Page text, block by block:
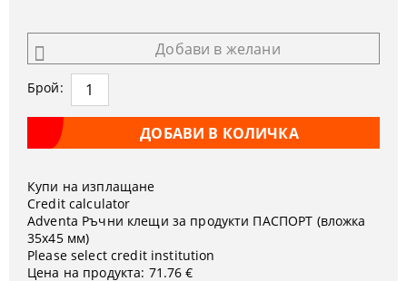
Добави в желани
Брой:
Купи на изплащане
Credit calculator
Adventa Ръчни клещи за продукти ПАСПОРТ (вложка
35х45 мм)
Please select credit institution
Цена на продукта: 71.76 €